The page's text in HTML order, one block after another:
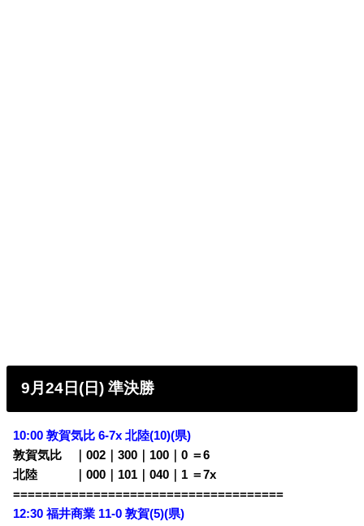
9月24日(日) 準決勝
10:00 敦賀気比 6-7x 北陸(10)(県)
敦賀気比 ｜002｜300｜100｜0 ＝6
北陸 ｜000｜101｜040｜1 ＝7x
=====================================
12:30福井商業 11-0 敦賀(5)(県)